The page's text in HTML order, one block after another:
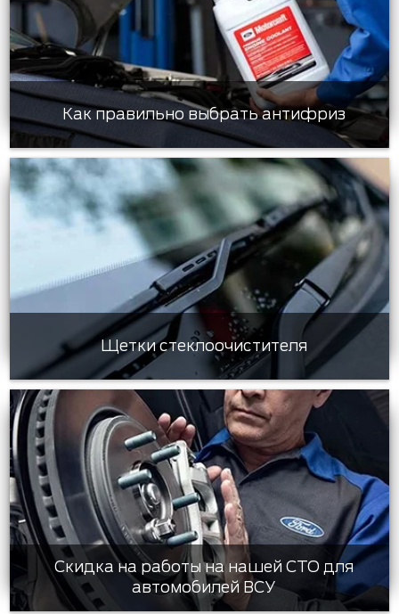
Как правильно выбрать антифриз
Щетки стеклоочистителя
Скидка на работы на нашей СТО для
автомобилей ВСУ